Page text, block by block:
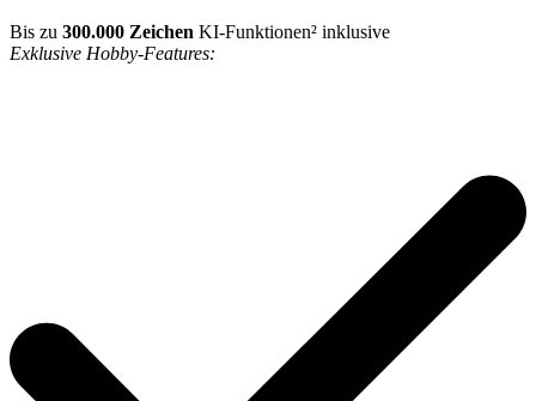
Bis zu 300.000 Zeichen KI-Funktionen² inklusive
Exklusive Hobby-Features: